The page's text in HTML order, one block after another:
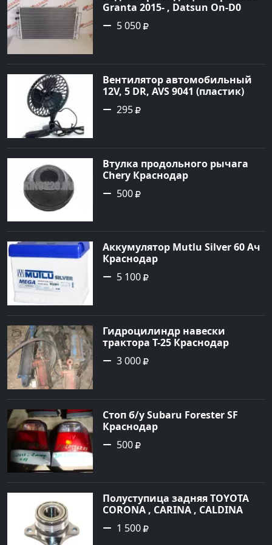
Granta 2015- , Datsun On-D0
2016- Краснодар
5 050
Вентилятор автомобильный
12V, 5 DR, AVS 9041 (пластик)
Краснодар
295
Втулка продольного рычага
Chery Краснодар
500
Аккумулятор Mutlu Silver 60 Ач
Краснодар
5 100
Гидроцилиндр навески
трактора Т-25 Краснодар
3 000
Стоп б/у Subaru Forester SF
Краснодар
500
Полуступица задняя TOYOTA
CORONA , CARINA , CALDINA
2WD 1992-2001г Краснодар
1 500